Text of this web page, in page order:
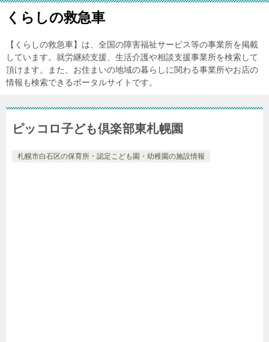
くらしの救急車
【くらしの救急車】は、全国の障害福祉サービス等の事業所を掲載
しています。就労継続支援、生活介護や相談支援事業所を検索して
頂けます。また、お住まいの地域の暮らしに関わる事業所やお店の
情報も検索できるポータルサイトです。
ピッコロ子ども倶楽部東札幌園
札幌市白石区の保育所・認定こども園・幼稚園の施設情報